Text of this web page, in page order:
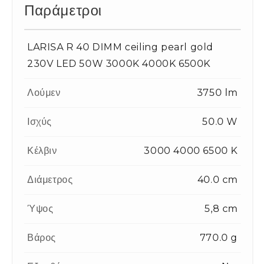
Παράμετροι
LARISA R 40 DIMM ceiling pearl gold
230V LED 50W 3000K 4000K 6500K
Λούμεν 3750 lm
Ισχύς 50.0 W
Κέλβιν 3000 4000 6500 K
Διάμετρος 40.0 cm
Ύψος 5,8 cm
Βάρος 770.0 g